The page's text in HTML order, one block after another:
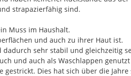
strapazierfähig sind.
Muss im Haushalt.
und auch zu ihrer Haut ist.
sehr stabil und gleichzeitig
und auch als Waschlappen
Dies hat sich über die